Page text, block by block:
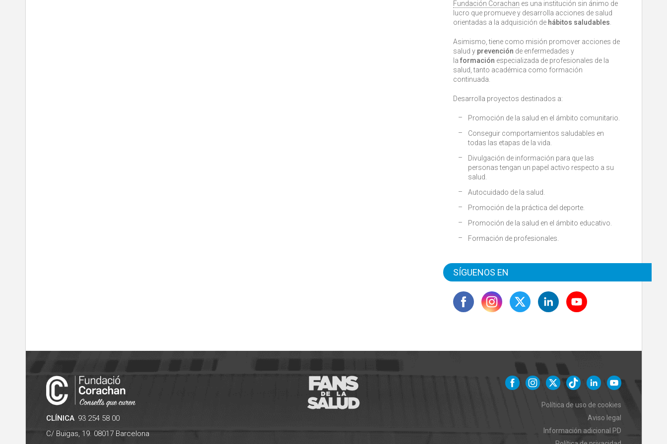
Fundación Corachan es una institución sin ánimo de
lucro que promueve y desarrolla acciones de salud
orientadas a la adquisición de hábitos saludables
Asimismo, tiene como misión promover acciones de
salud y prevención de enfermedades y
la formación especializada de profesionales de la
salud, tanto académica como formación
continuada.
Desarrolla proyectos destinados a:
Promoción de la salud en el ámbito comunitario.
Conseguir comportamientos saludables en
todas las etapas de la vida.
Divulgación de información para que las
personas tengan un papel activo respecto a su
salud.
Autocuidado de la salud.
Promoción de la práctica del deporte.
Promoción de la salud en el ámbito educativo.
Formación de profesionales.
SÍGUENOS EN
CLÍNICA 93 254 58 00
C/ Buïgas, 19. 08017 Barcelona
Política de uso de cookies
Aviso legal
Información adicional PD